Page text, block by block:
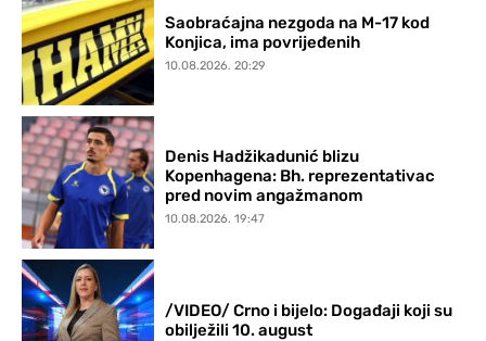
Saobraćajna nezgoda na M-17 kod
Konjica, ima povrijeđenih
10.08.2026. 20:29
Denis Hadžikadunić blizu
Kopenhagena: Bh. reprezentativac
pred novim angažmanom
10.08.2026. 19:47
/VIDEO/ Crno i bijelo: Događaji koji su
obilježili 10. august